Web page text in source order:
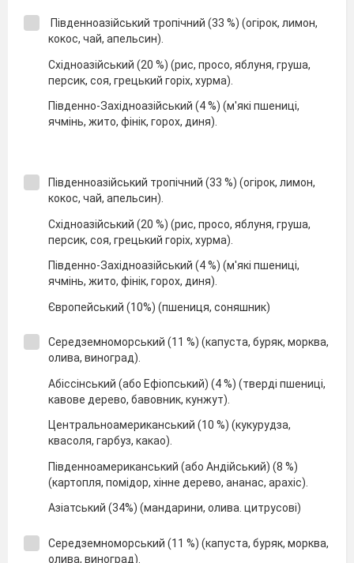
Південноазійський тропічний (33 %) (огірок, лимон,
кокос, чай, апельсин).
Східноазійський (20 %) (рис, просо, яблуня, груша,
персик, соя, грецький горіх, хурма).
Південно-Західноазійський (4 %) (м'які пшениці,
ячмінь, жито, фінік, горох, диня).
Південноазійський тропічний (33 %) (огірок, лимон,
кокос, чай, апельсин).
Східноазійський (20 %) (рис, просо, яблуня, груша,
персик, соя, грецький горіх, хурма).
Південно-Західноазійський (4 %) (м'які пшениці,
ячмінь, жито, фінік, горох, диня).
Європейський (10%) (пшениця, соняшник)
Середземноморський (11 %) (капуста, буряк, морква,
олива, виноград).
Абіссінський (або Ефіопський) (4 %) (тверді пшениці,
кавове дерево, бавовник, кунжут).
Центральноамериканський (10 %) (кукурудза,
квасоля, гарбуз, какао).
Південноамериканський (або Андійський) (8 %)
(картопля, помідор, хінне дерево, ананас, арахіс).
Азіатський (34%) (мандарини, олива. цитрусові)
Середземноморський (11 %) (капуста, буряк, морква,
олива, виноград).